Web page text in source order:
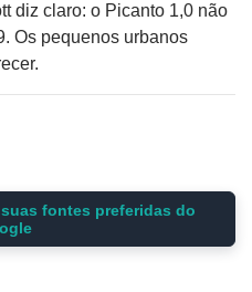
diz claro: o Picanto 1,0 não
Os pequenos urbanos
fontes preferidas do